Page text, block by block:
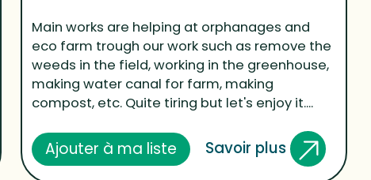
Main works are helping at orphanages and
eco farm trough our work such as remove the
weeds in the field, working in the greenhouse,
making water canal for farm, making
compost, etc. Quite tiring but let's enjoy it....
Ajouter à ma liste Savoir plus